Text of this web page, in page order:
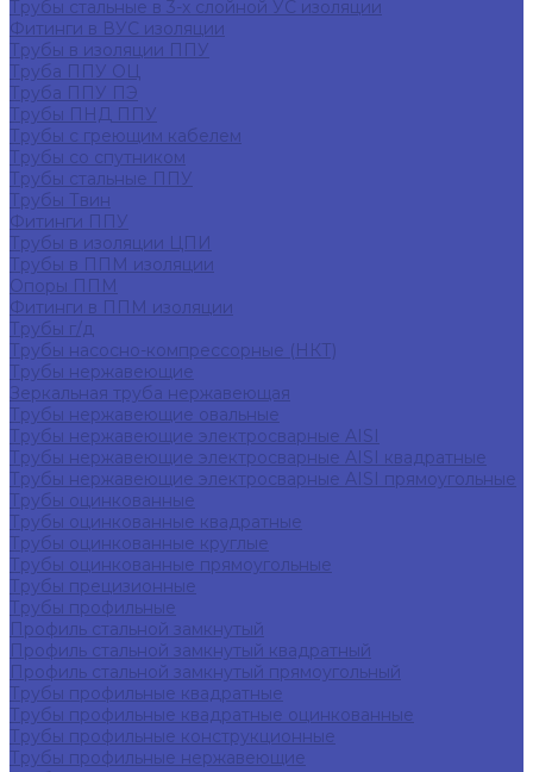
Трубы стальные в 3-х слойной УС изоляции
Фитинги в ВУС изоляции
Трубы в изоляции ППУ
Труба ППУ ОЦ
Труба ППУ ПЭ
Трубы ПНД ППУ
Трубы с греющим кабелем
Трубы со спутником
Трубы стальные ППУ
Трубы Твин
Фитинги ППУ
Трубы в изоляции ЦПИ
Трубы в ППМ изоляции
Опоры ППМ
Фитинги в ППМ изоляции
Трубы г/д
Трубы насосно-компрессорные (НКТ)
Трубы нержавеющие
Зеркальная труба нержавеющая
Трубы нержавеющие овальные
Трубы нержавеющие электросварные AISI
Трубы нержавеющие электросварные AISI квадратные
Трубы нержавеющие электросварные AISI прямоугольные
Трубы оцинкованные
Трубы оцинкованные квадратные
Трубы оцинкованные круглые
Трубы оцинкованные прямоугольные
Трубы прецизионные
Трубы профильные
Профиль стальной замкнутый
Профиль стальной замкнутый квадратный
Профиль стальной замкнутый прямоугольный
Трубы профильные квадратные
Трубы профильные квадратные оцинкованные
Трубы профильные конструкционные
Трубы профильные нержавеющие